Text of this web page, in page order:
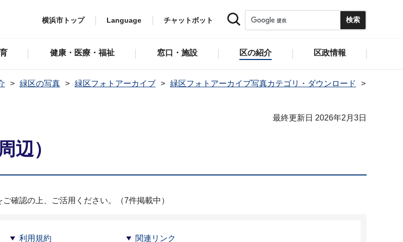
横浜市トップ Language チャットボット
健康・医療・福祉 窓口・施設 区の紹介 区政情報
緑区の写真 緑区フォトアーカイブ
緑区フォトアーカイブ写真カテゴリ・ダウンロード
最終更新日 2026年2月3日
辺）
確認の上、ご活用ください。（7件掲載中）
利用規約 関連リンク